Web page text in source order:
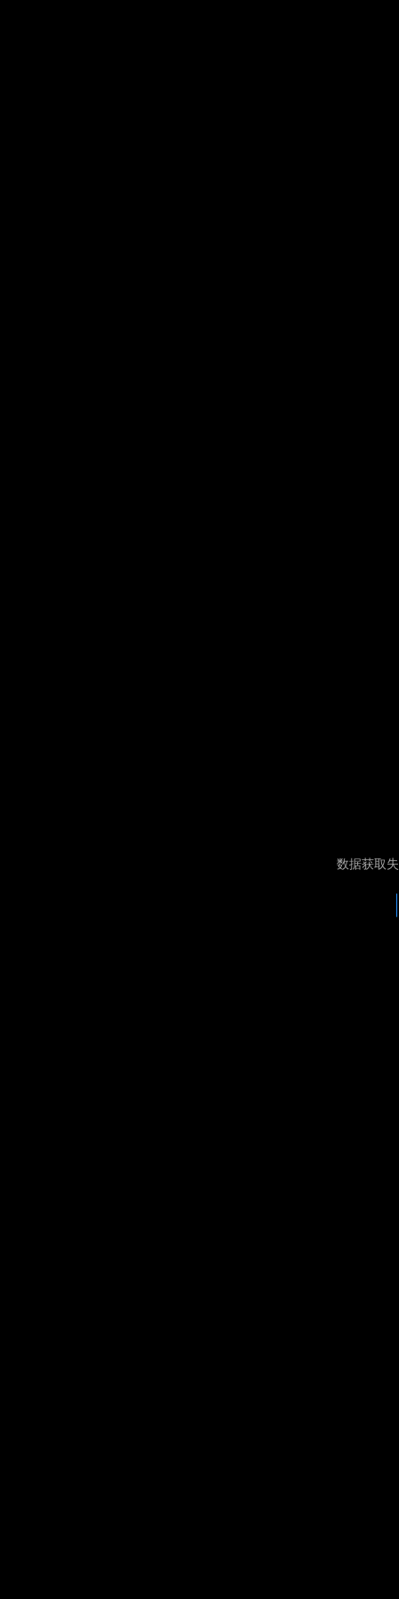
数据获取